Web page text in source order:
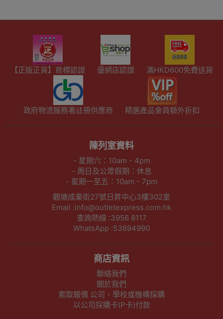
【正版正貨】商標認證 優網店認證 滿HKD600免費送貨
政府物流服務署註冊供應商 精選產品會員額外折扣
陳列室資料
- 星期六：10am - 4pm
- 周日及公眾假期：休息
- 星期一至五：10am - 7pm
觀塘成業街27號日昇中心3樓302室
Email :info@outletexpress.com.hk
查詢熱線 :3956 8117
WhatsApp :53694990
商店資訊
聯絡我們
關於我們
索取報價 公司、學校或機構採購
以公司採購卡(P卡)付款